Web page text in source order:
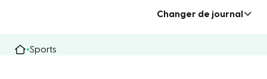
Changer de journal
Sports